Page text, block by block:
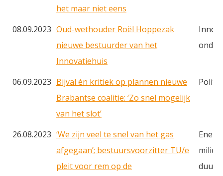
het maar niet eens
08.09.2023 Oud-wethouder Roël Hoppezak
nieuwe bestuurder van het
Innovatiehuis
06.09.2023 Bijval én kritiek op plannen nieuwe
Brabantse coalitie: ‘Zo snel mogelijk
van het slot’
26.08.2023 ‘We zijn veel te snel van het gas
afgegaan’; bestuursvoorzitter TU/e
pleit voor rem op de
milieu